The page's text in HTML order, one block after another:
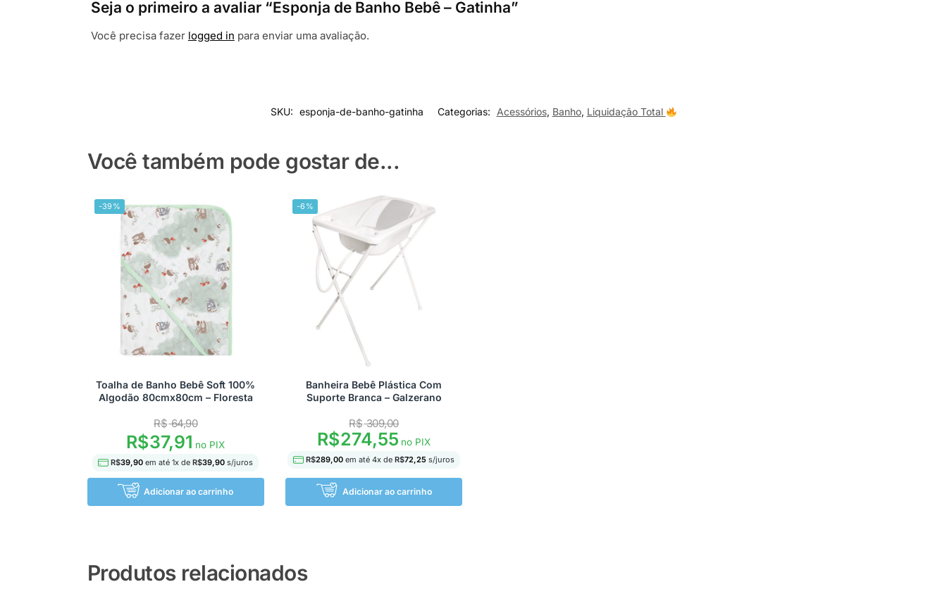
Seja o primeiro a avaliar “Esponja de Banho Bebê – Gatinha”
Você precisa fazer logged in para enviar uma avaliação.
SKU: esponja-de-banho-gatinha Categorias: Acessórios, Banho, Liquidação Total
Você também pode gostar de...
-39%
Toalha de Banho Bebê Soft 100%
Algodão 80cmx80cm – Floresta
R$64,90
R$37,91 no PIX
R$39,90 em até1x deR$39,90 s/juros
Adicionar ao carrinho
-6%
Banheira Bebê Plástica Com
Suporte Branca – Galzerano
R$309,00
R$274,55 no PIX
R$289,00 em até4x deR$72,25 s/juros
Adicionar ao carrinho
Produtos relacionados